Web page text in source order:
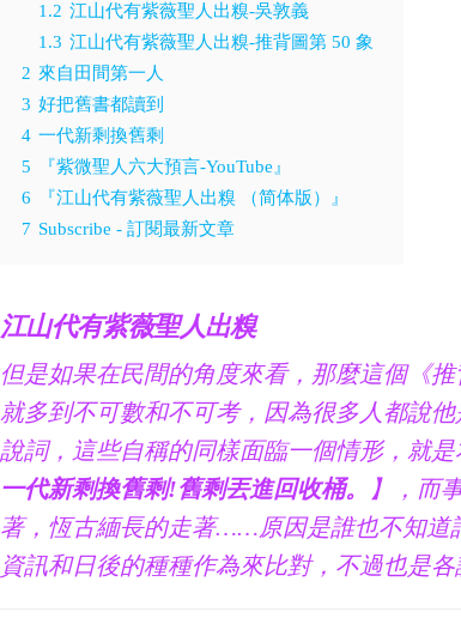
1.2 江山代有紫薇聖人出糗-吳敦義
1.3 江山代有紫薇聖人出糗-推背圖第 50 象
2 來自田間第一人
3 好把舊書都讀到
4 一代新剩換舊剩
5
『紫微聖人六大預言-YouTube』
6
『江山代有紫薇聖人出糗 （简体版）』
7 Subscribe - 訂閱最新文章
江山代有紫薇聖人出糗
但是如果在民間的角度來看，那麼這個《
就多到不可數和不可考，因為很多人都說
說詞，這些自稱的同樣面臨一個情形，就
一代新剩換舊剩!舊剩丟進回收桶。
】，而
著，恆古緬長的走著……原因是誰也不知道
資訊和日後的種種作為來比對，不過也是各